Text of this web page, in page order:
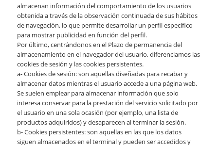
almacenan información del comportamiento de los usuarios
obtenida a través de la observación continuada de sus hábitos
de navegación, lo que permite desarrollar un perfil específico
para mostrar publicidad en función del perfil.
Por último, centrándonos en el Plazo de permanencia del
almacenamiento en el navegador del usuario, diferenciamos las
cookies de sesión y las cookies persistentes.
a- Cookies de sesión: son aquellas diseñadas para recabar y
almacenar datos mientras el usuario accede a una página web.
Se suelen emplear para almacenar información que solo
interesa conservar para la prestación del servicio solicitado por
el usuario en una sola ocasión (por ejemplo, una lista de
productos adquiridos) y desaparecen al terminar la sesión.
b- Cookies persistentes: son aquellas en las que los datos
siguen almacenados en el terminal y pueden ser accedidos y